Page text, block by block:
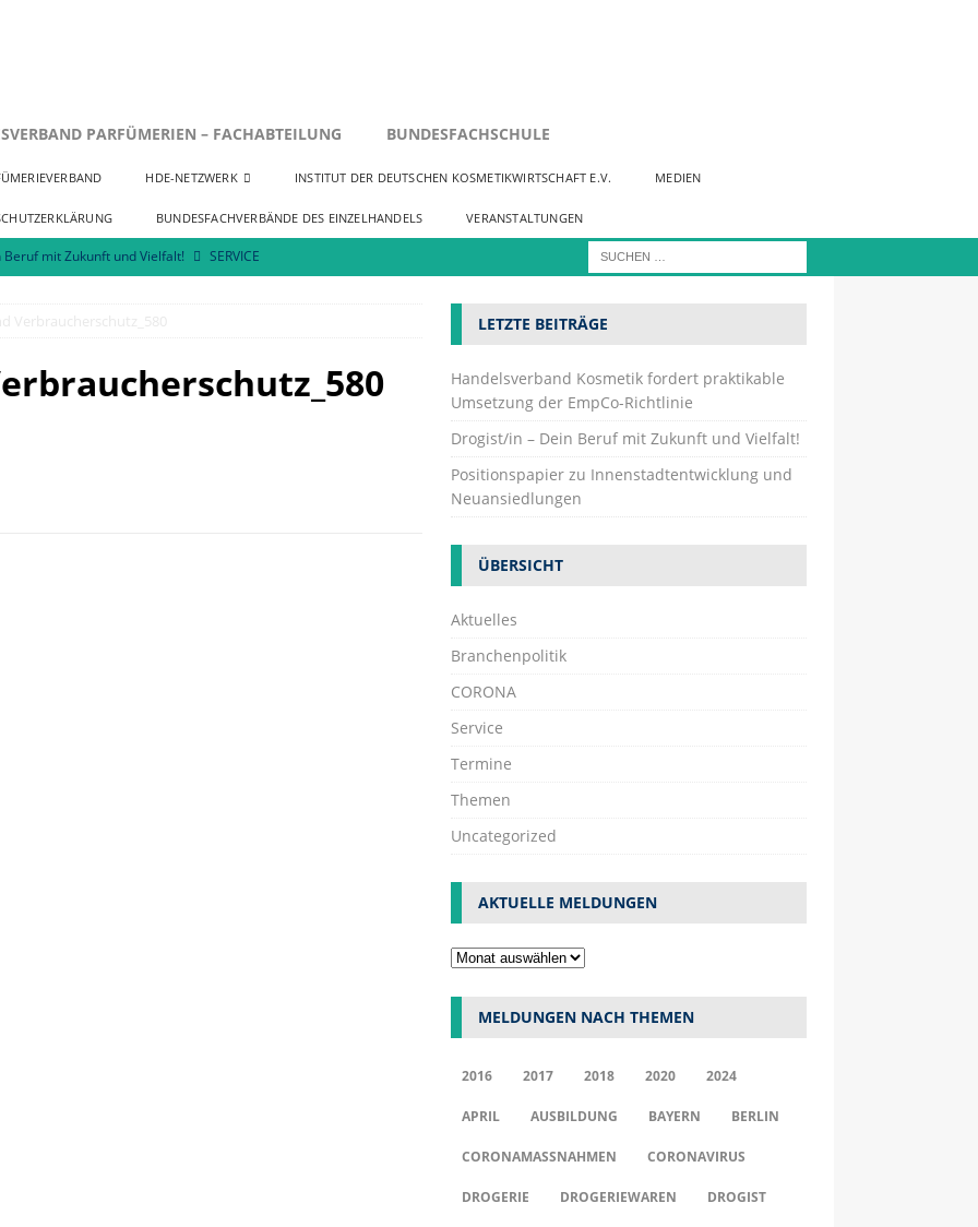
PARFÜMERIEN – FACHABTEILUNG BUNDESFACHSCHULE
HDE-NETZWERK INSTITUT DER DEUTSCHEN KOSMETIKWIRTSCHAFT E.V. MEDIEN
BUNDESFACHVERBÄNDE DES EINZELHANDELS VERANSTALTUNGEN
mit Zukunft und Vielfalt!
SERVICE
LETZTE BEITRÄGE
Handelsverband Kosmetik fordert praktikable
Umsetzung der EmpCo-Richtlinie
Drogist/in – Dein Beruf mit Zukunft und Vielfalt!
Positionspapier zu Innenstadtentwicklung und
Neuansiedlungen
ÜBERSICHT
Aktuelles
Branchenpolitik
CORONA
Service
Termine
Themen
Uncategorized
AKTUELLE MELDUNGEN
MELDUNGEN NACH THEMEN
2016 2017 2018 2020 2024
APRIL AUSBILDUNG BAYERN BERLIN
CORONAMASSNAHMEN CORONAVIRUS
DROGERIE DROGERIEWAREN DROGIST